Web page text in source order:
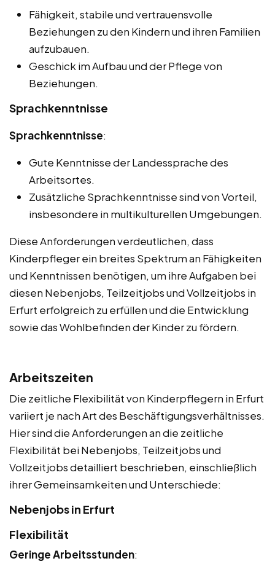
Fähigkeit, stabile und vertrauensvolle
Beziehungen zu den Kindern und ihren Familien
aufzubauen.
Geschick im Aufbau und der Pflege von
Beziehungen.
Sprachkenntnisse
Sprachkenntnisse:
Gute Kenntnisse der Landessprache des
Arbeitsortes.
Zusätzliche Sprachkenntnisse sind von Vorteil,
insbesondere in multikulturellen Umgebungen.
Diese Anforderungen verdeutlichen, dass
Kinderpfleger ein breites Spektrum an Fähigkeiten
und Kenntnissen benötigen, um ihre Aufgaben bei
diesen Nebenjobs, Teilzeitjobs und Vollzeitjobs in
Erfurt erfolgreich zu erfüllen und die Entwicklung
sowie das Wohlbefinden der Kinder zu fördern.
Arbeitszeiten
Die zeitliche Flexibilität von Kinderpflegern in Erfurt
variiert je nach Art des Beschäftigungsverhältnisses.
Hier sind die Anforderungen an die zeitliche
Flexibilität bei Nebenjobs, Teilzeitjobs und
Vollzeitjobs detailliert beschrieben, einschließlich
ihrer Gemeinsamkeiten und Unterschiede:
Nebenjobs in Erfurt
Flexibilität
Geringe Arbeitsstunden: